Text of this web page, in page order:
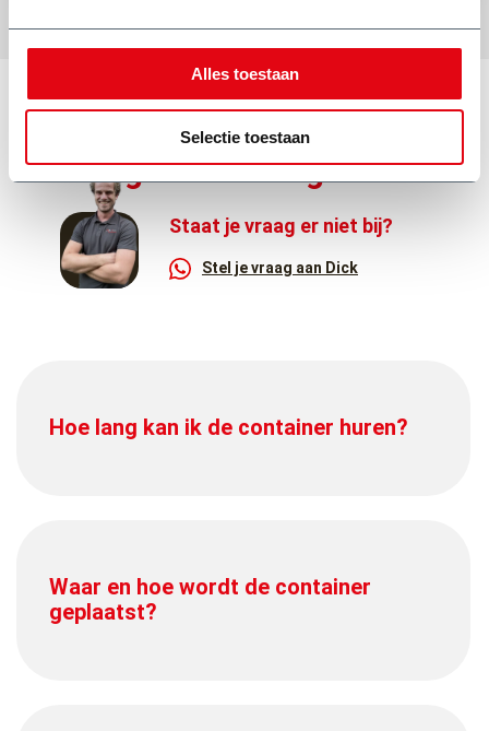
Alles toestaan
Selectie toestaan
Veelgestelde vragen
Staat je vraag er niet bij?
Stel je vraag aan Dick
Hoe lang kan ik de container huren?
Waar en hoe wordt de container
geplaatst?